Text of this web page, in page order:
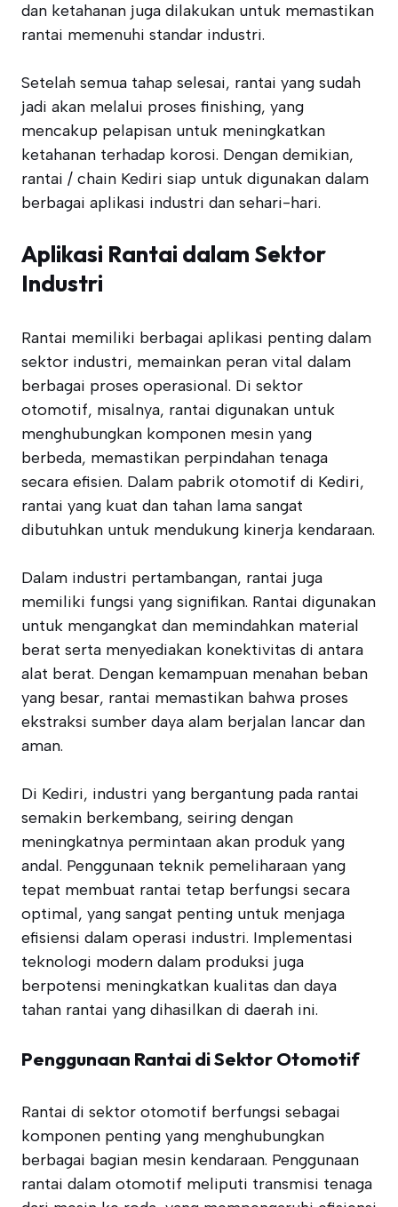
dan ketahanan juga dilakukan untuk memastikan
rantai memenuhi standar industri.
Setelah semua tahap selesai, rantai yang sudah
jadi akan melalui proses finishing, yang
mencakup pelapisan untuk meningkatkan
ketahanan terhadap korosi. Dengan demikian,
rantai / chain Kediri siap untuk digunakan dalam
berbagai aplikasi industri dan sehari-hari.
Aplikasi Rantai dalam Sektor
Industri
Rantai memiliki berbagai aplikasi penting dalam
sektor industri, memainkan peran vital dalam
berbagai proses operasional. Di sektor
otomotif, misalnya, rantai digunakan untuk
menghubungkan komponen mesin yang
berbeda, memastikan perpindahan tenaga
secara efisien. Dalam pabrik otomotif di Kediri,
rantai yang kuat dan tahan lama sangat
dibutuhkan untuk mendukung kinerja kendaraan.
Dalam industri pertambangan, rantai juga
memiliki fungsi yang signifikan. Rantai digunakan
untuk mengangkat dan memindahkan material
berat serta menyediakan konektivitas di antara
alat berat. Dengan kemampuan menahan beban
yang besar, rantai memastikan bahwa proses
ekstraksi sumber daya alam berjalan lancar dan
aman.
Di Kediri, industri yang bergantung pada rantai
semakin berkembang, seiring dengan
meningkatnya permintaan akan produk yang
andal. Penggunaan teknik pemeliharaan yang
tepat membuat rantai tetap berfungsi secara
optimal, yang sangat penting untuk menjaga
efisiensi dalam operasi industri. Implementasi
teknologi modern dalam produksi juga
berpotensi meningkatkan kualitas dan daya
tahan rantai yang dihasilkan di daerah ini.
Penggunaan Rantai di Sektor Otomotif
Rantai di sektor otomotif berfungsi sebagai
komponen penting yang menghubungkan
berbagai bagian mesin kendaraan. Penggunaan
rantai dalam otomotif meliputi transmisi tenaga